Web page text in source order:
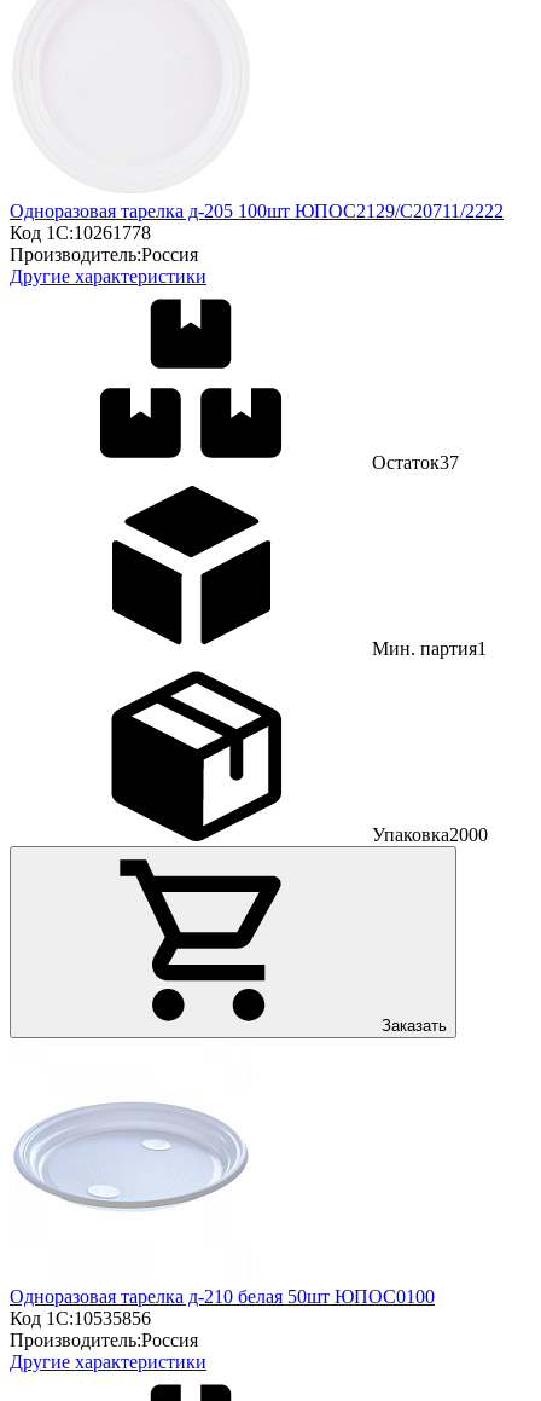
Одноразовая тарелка д-205 100шт ЮПОС2129/С20711/2222
Код 1С:10261778
Производитель:Россия
Другие характеристики
Остаток37
Мин. партия1
Упаковка2000
Заказать
Одноразовая тарелка д-210 белая 50шт ЮПОС0100
Код 1С:10535856
Производитель:Россия
Другие характеристики